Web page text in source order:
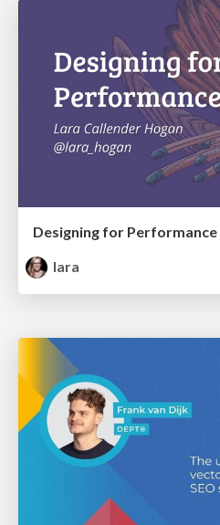
Designing for Performance
lara